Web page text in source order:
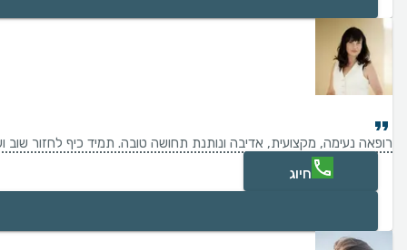
רופאה נעימה, מקצועית, אדיבה ונותנת תחושה טובה. תמיד כיף לחזור שוב
חיוג